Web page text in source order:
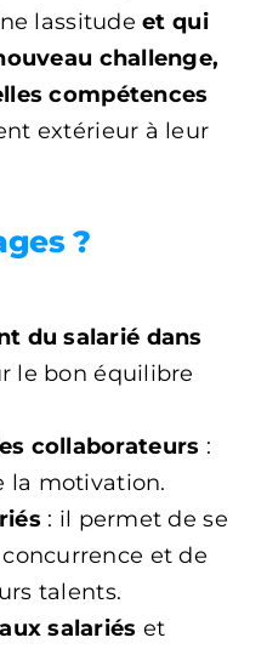
lassitudeet qui
challenge,
compétences
extérieur à leur
?
du salarié dans
le bon équilibre
collaborateurs :
la motivation.
: il permet de se
et de
talents.
salariés et